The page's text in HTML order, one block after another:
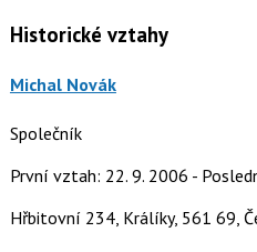
Historické vztahy
Michal Novák
Společník
První vztah: 22. 9. 2006 -
Hřbitovní 234, Králíky, 561 69,